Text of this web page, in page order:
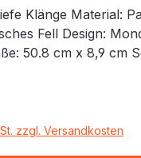
Klänge Material:
Fell Design:
50.8 cm x 8,9 cm
einmaligen
bei Klangbädern,
zzgl. Versandkosten